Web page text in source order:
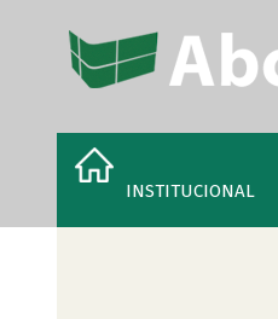
INSTITUCIONAL